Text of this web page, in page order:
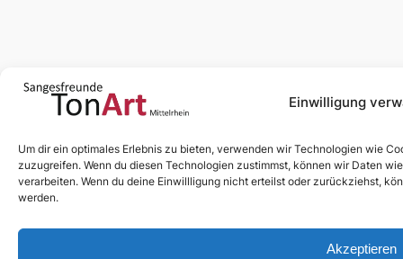
Einwilligung
Um dir ein optimales Erlebnis zu bieten, verwenden wir Technologien wie
zuzugreifen. Wenn du diesen Technologien zustimmst, können wir Daten
verarbeiten. Wenn du deine Einwillligung nicht erteilst oder zurückziehst,
werden.
Akzeptieren